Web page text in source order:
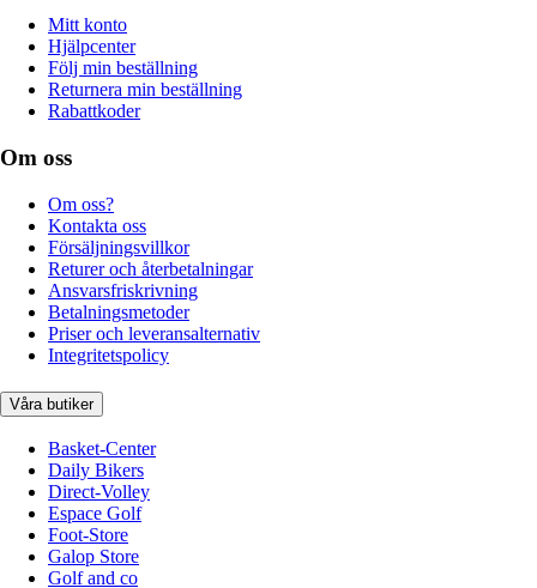
Mitt konto
Hjälpcenter
Följ min beställning
Returnera min beställning
Rabattkoder
Om oss
Om oss?
Kontakta oss
Försäljningsvillkor
Returer och återbetalningar
Ansvarsfriskrivning
Betalningsmetoder
Priser och leveransalternativ
Integritetspolicy
Våra butiker
Basket-Center
Daily Bikers
Direct-Volley
Espace Golf
Foot-Store
Galop Store
Golf and co